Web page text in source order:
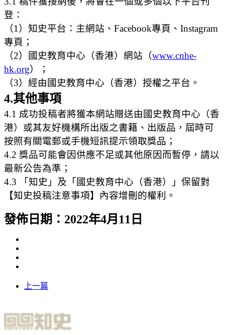
登：
（1）知史平台：主網站、Facebook專頁、Instagram
專頁；
（2）國史教育中心（香港）網站（www.cnhe-
hk.org）；
（3）經由國史教育中心（香港）授權之平台。
4.其他事項
4.1 成功投稿者將獲本網站贈送由國史教育中心（香
港）或其友好機構所出版之書籍、出版品，屆時可
按照有關電郵或手機短訊提示領取獎品；
4.2 獎品可能會因供應不足或其他原因而暫停，請以
最新公告為準；
4.3 「知史」及「國史教育中心（香港）」保留對
【知史投稿注意事項】內容增刪的權利。
發佈日期：2022年4月11日
上一篇